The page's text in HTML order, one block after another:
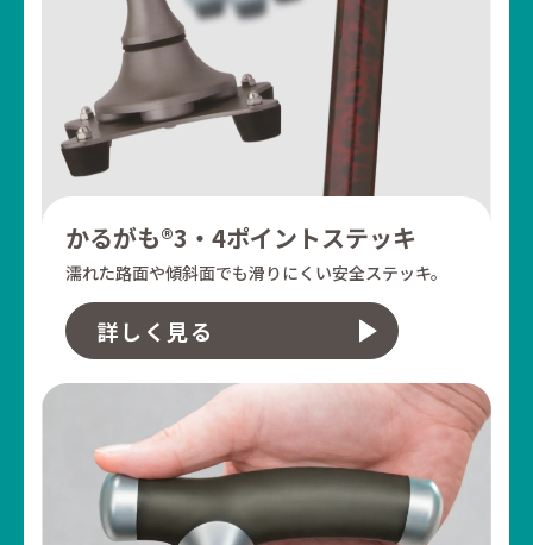
かるがも®3・4ポイントステッキ
濡れた路面や傾斜面でも滑りにくい安全ステッキ。
詳しく見る